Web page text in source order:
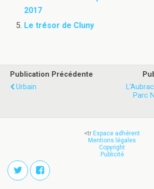
2017
Le trésor de Cluny
Publication Précédente
Urbain
Parc
<tr Espace adhérent
Mentions légales
Copyright
Publicité